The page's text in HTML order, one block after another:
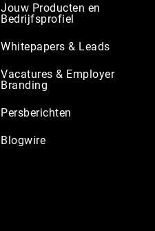
Jouw Producten en
Bedrijfsprofiel
Whitepapers & Leads
Vacatures & Employer
Branding
Persberichten
Blogwire